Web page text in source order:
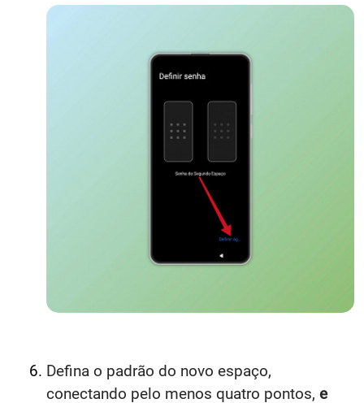
Defina o padrão do novo espaço,
conectando pelo menos quatro pontos, e